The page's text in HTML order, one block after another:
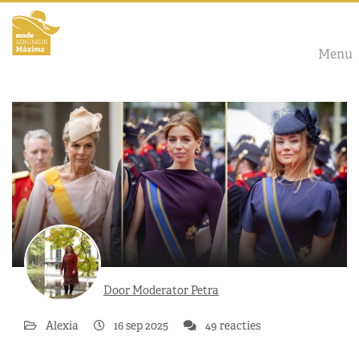
Menu
Door Moderator Petra
Alexia 16 sep 2025 49 reacties